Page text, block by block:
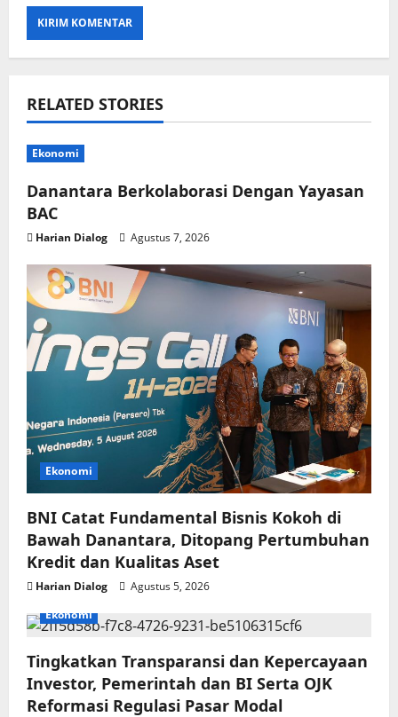
RELATED STORIES
Ekonomi
Danantara Berkolaborasi Dengan Yayasan
BAC
Harian Dialog Agustus 7, 2026
Ekonomi
BNI Catat Fundamental Bisnis Kokoh di
Bawah Danantara, Ditopang Pertumbuhan
Kredit dan Kualitas Aset
Harian Dialog
Agustus 5, 2026
Ekonomi
Tingkatkan Transparansi dan Kepercayaan
Investor, Pemerintah dan BI Serta OJK
Reformasi Regulasi Pasar Modal